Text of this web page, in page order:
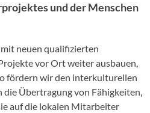
und der Menschen
neuen qualifizierten
vor Ort weiter ausbauen,
fördern wir den interkulturellen
die Übertragung von Fähigkeiten,
auf die lokalen Mitarbeiter